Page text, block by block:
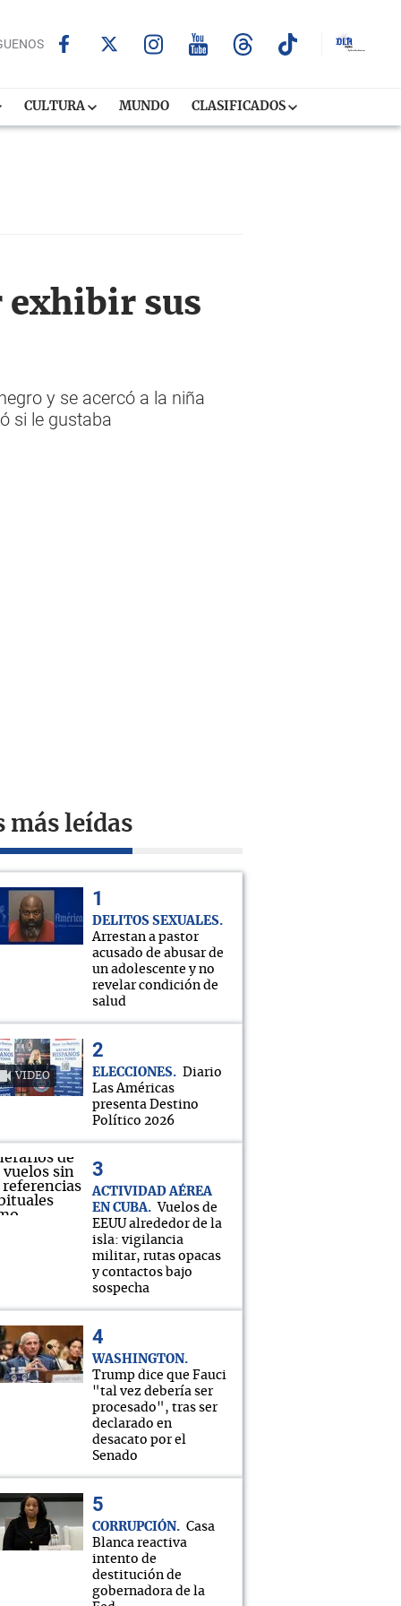
CULTURA MUNDO CLASIFICADOS
exhibir sus
y se acercó a la niña
si le gustaba
más leídas
DELITOS SEXUALES
Arrestan a pastor
acusado de abusar de
un adolescente y no
revelar condición de
salud
VIDEO ELECCIONES
Diario
Las Américas
presenta Destino
Político 2026
ACTIVIDAD AÉREA
EN CUBA
Vuelos de
EEUU alrededor de la
isla: vigilancia
militar, rutas opacas
y contactos bajo
sospecha
WASHINGTON
Trump dice que Fauci
"tal vez debería ser
procesado", tras ser
declarado en
desacato por el
Senado
CORRUPCIÓN
Casa
Blanca reactiva
intento de
destitución de
gobernadora de la